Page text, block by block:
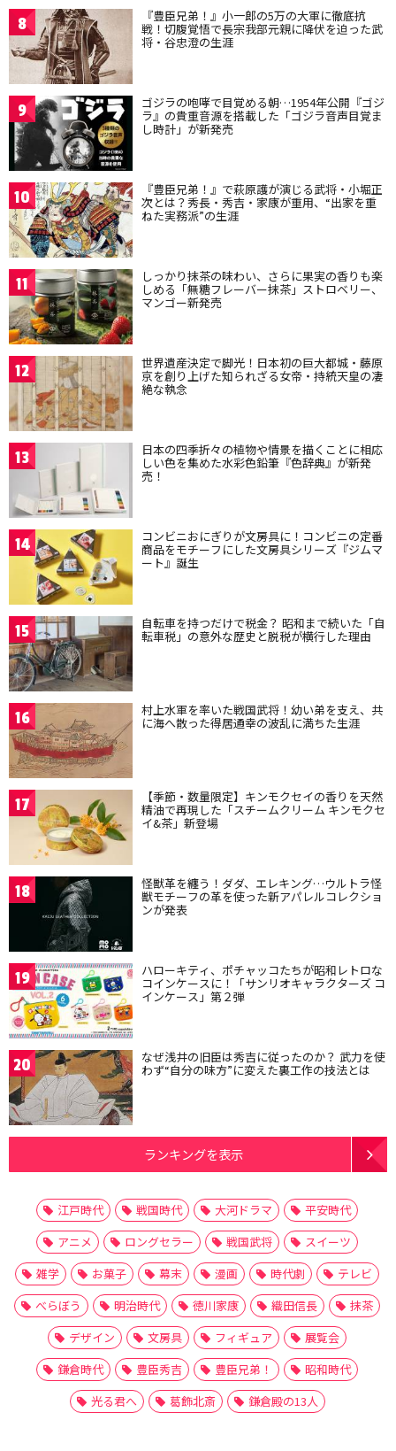
8 『豊臣兄弟！』小一郎の5万の大軍に徹底抗
戦！切腹覚悟で長宗我部元親に降伏を迫った武
将・谷忠澄の生涯
9 ゴジラの咆哮で目覚める朝…1954年公開『ゴジ
ラ』の貴重音源を搭載した「ゴジラ音声目覚ま
し時計」が新発売
10 『豊臣兄弟！』で萩原護が演じる武将・小堀正
次とは？秀長・秀吉・家康が重用、“出家を重
ねた実務派”の生涯
11 しっかり抹茶の味わい、さらに果実の香りも楽
しめる「無糖フレーバー抹茶」ストロベリー、
マンゴー新発売
12 世界遺産決定で脚光！日本初の巨大都城・藤原
京を創り上げた知られざる女帝・持統天皇の凄
絶な執念
13 日本の四季折々の植物や情景を描くことに相応
しい色を集めた水彩色鉛筆『色辞典』が新発
売！
14 コンビニおにぎりが文房具に！コンビニの定番
商品をモチーフにした文房具シリーズ『ジムマ
ート』誕生
15 自転車を持つだけで税金？ 昭和まで続いた「自
転車税」の意外な歴史と脱税が横行した理由
16 村上水軍を率いた戦国武将！幼い弟を支え、共
に海へ散った得居通幸の波乱に満ちた生涯
17 【季節・数量限定】キンモクセイの香りを天然
精油で再現した「スチームクリーム キンモクセ
イ&茶」新登場
18 怪獣革を纏う！ダダ、エレキング…ウルトラ怪
獣モチーフの革を使った新アパレルコレクショ
ンが発表
19 ハローキティ、ポチャッコたちが昭和レトロな
コインケースに！「サンリオキャラクターズ コ
インケース」第２弾
20 なぜ浅井の旧臣は秀吉に従ったのか？ 武力を使
わず“自分の味方”に変えた裏工作の技法とは
ランキングを表示
江戸時代 戦国時代 大河ドラマ
平安時代
アニメ
ロングセラー 戦国武将
スイーツ
雑学
お菓子 幕末 漫画 時代劇
テレビ
べらぼう
明治時代 徳川家康 織田信長
抹茶
デザイン
文房具 フィギュア
展覧会
鎌倉時代
豊臣秀吉 豊臣兄弟！
昭和時代
光る君へ
葛飾北斎 鎌倉殿の13人